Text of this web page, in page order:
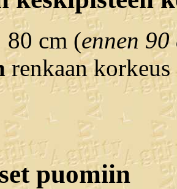
80 cm (ennen 90
renkaan korkeus
puomiin